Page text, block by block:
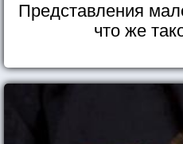
Представления
что же